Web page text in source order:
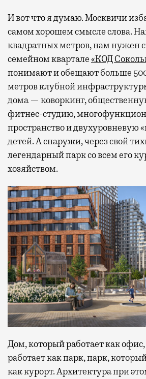
И вот что я думаю. Москвичи
самом хорошем смысле слова.
квадратных метров, нам нужен
семейном квартале«КОД
понимают и обещают больше
метров клубной
дома — коворкинг,
фитнес-студию,
пространство и двухуровневую
детей. А снаружи, через свой
легендарный парк со всем его
хозяйством.
Дом, который работает как
работает как парк, парк,
как курорт. Архитектура при